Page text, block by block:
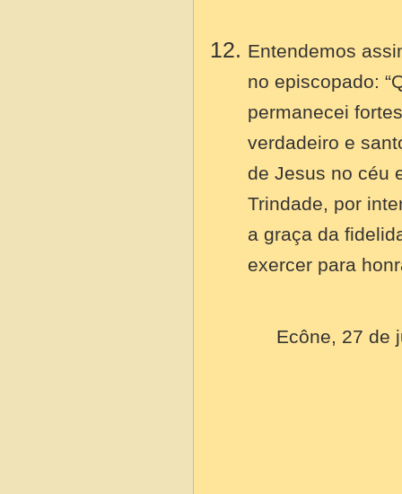
Entendemos
no episcopado:
permanecei
verdadeiro e
de Jesus no céu
Trindade, por
a graça da
exercer para
Ecône, 27 de